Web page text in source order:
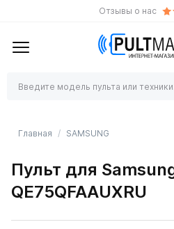
Отзывы о нас
Главная SAMSUNG
Пульт для
QE75QFAAUXRU